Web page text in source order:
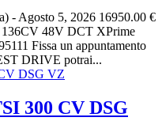
- Agosto 5, 2026 16950.00 €
48V DCT XPrime
Fissa un appuntamento
DRIVE potrai...
300 CV DSG